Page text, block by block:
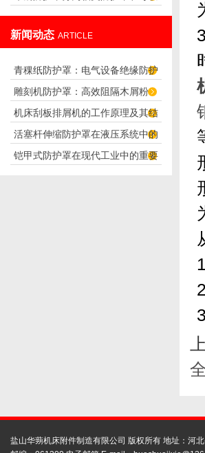
新闻动态 ARTICLE
青稞纸防护罩：电气设备绝缘防护
专用方案
雕刻机防护罩：高效阻隔木屑粉
尘，守护设备精度与安全
机床刮板排屑机的工作原理及其结
构分析
活塞杆伸缩防护罩在液压系统中的
应用
铠甲式防护罩在现代工业中的重要
盐山华蒴机床附件制造有限公司 版权所有 地址：河